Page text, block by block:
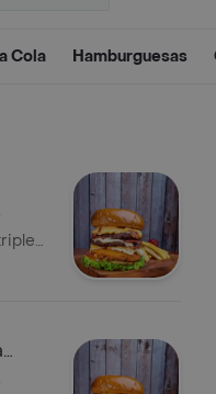
Cola Hamburguesas